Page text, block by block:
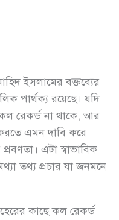
ইসলামের বক্তব্যের
পার্থক্য রয়েছে। যদি
রেকর্ড না থাকে, আর
এমন দাবি করে
এটা স্বাভাবিক
তথ্য প্রচার যা জনমনে
কাছে কল রেকর্ড